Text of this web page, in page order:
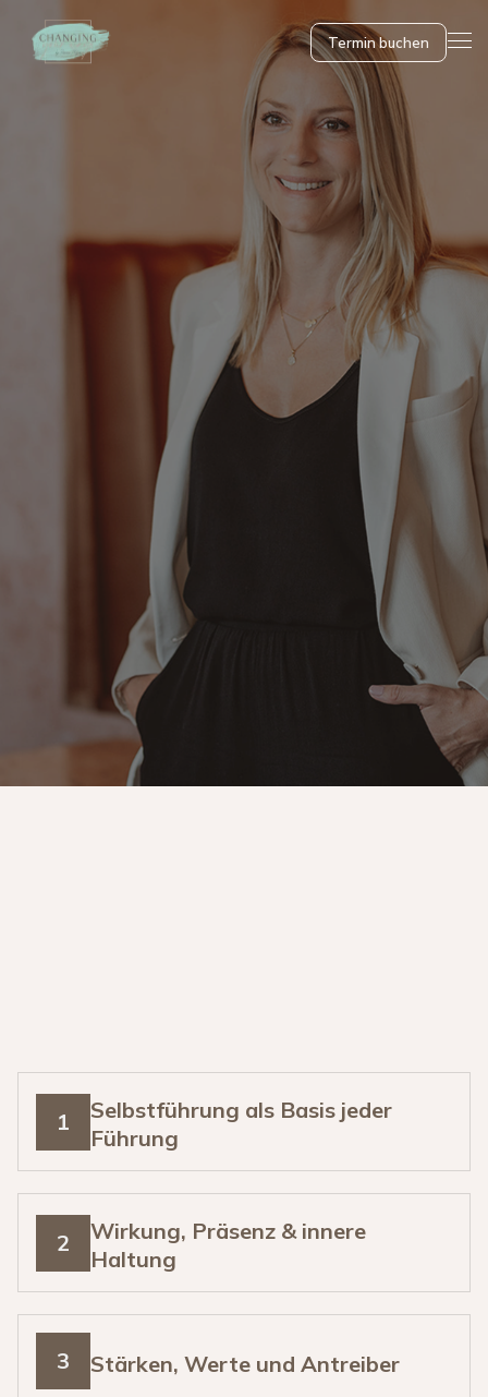
Termin buchen
1
Selbstführung als Basis jeder
Führung
2
Wirkung, Präsenz & innere
Haltung
3 Stärken, Werte und Antreiber